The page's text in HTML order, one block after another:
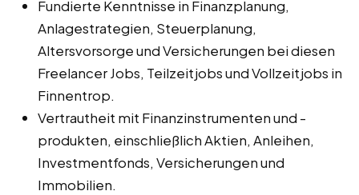
Fundierte Kenntnisse in Finanzplanung,
Anlagestrategien, Steuerplanung,
Altersvorsorge und Versicherungen bei diesen
Freelancer Jobs, Teilzeitjobs und Vollzeitjobs in
Finnentrop.
Vertrautheit mit Finanzinstrumenten und -
produkten, einschließlich Aktien, Anleihen,
Investmentfonds, Versicherungen und
Immobilien.